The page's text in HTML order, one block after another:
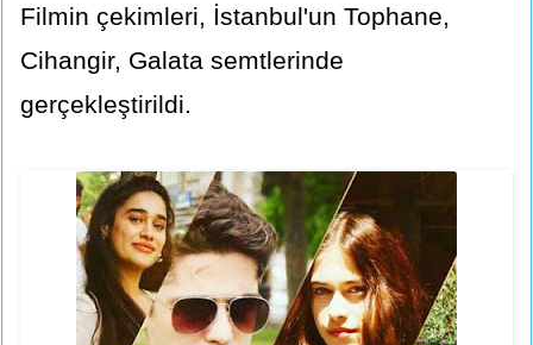
Filmin çekimleri, İstanbul'un Tophane,
Cihangir, Galata semtlerinde
gerçekleştirildi.